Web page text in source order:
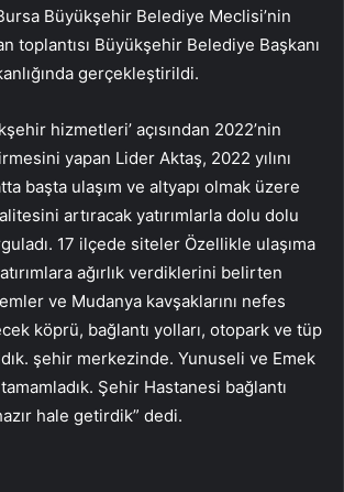
Büyükşehir Belediye Meclisi’nin
toplantısı Büyükşehir Belediye Başkanı
gerçekleştirildi.
hizmetleri’ açısından 2022’nin
yapan Lider Aktaş, 2022 yılını
başta ulaşım ve altyapı olmak üzere
artıracak yatırımlarla dolu dolu
17 ilçede siteler Özellikle ulaşıma
ağırlık verdiklerini belirten
ve Mudanya kavşaklarını nefes
köprü, bağlantı yolları, otopark ve tüp
şehir merkezinde. Yunuseli ve Emek
tamamladık. Şehir Hastanesi bağlantı
hale getirdik” dedi.